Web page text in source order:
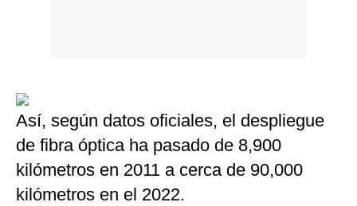
Así, según datos oficiales, el despliegue
de fibra óptica ha pasado de 8,900
kilómetros en 2011 a cerca de 90,000
kilómetros en el 2022.